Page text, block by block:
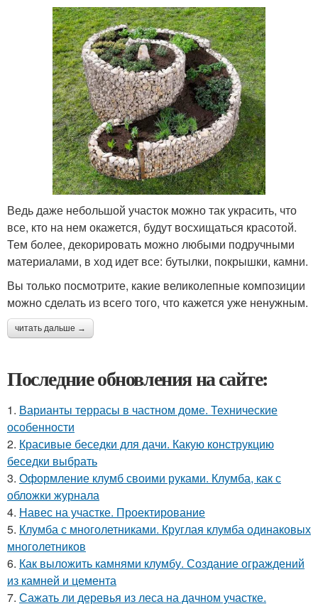
Ведь даже небольшой участок можно так украсить, что
все, кто на нем окажется, будут восхищаться красотой.
Тем более, декорировать можно любыми подручными
материалами, в ход идет все: бутылки, покрышки, камни.
Вы только посмотрите, какие великолепные композиции
можно сделать из всего того, что кажется уже ненужным.
читать дальше →
Последние обновления на сайте:
1. Варианты террасы в частном доме. Технические
особенности
2. Красивые беседки для дачи. Какую конструкцию
беседки выбрать
3. Оформление клумб своими руками. Клумба, как с
обложки журнала
4. Навес на участке. Проектирование
5. Клумба с многолетниками. Круглая клумба одинаковых
многолетников
6. Как выложить камнями клумбу. Создание ограждений
из камней и цемента
7. Сажать ли деревья из леса на дачном участке.